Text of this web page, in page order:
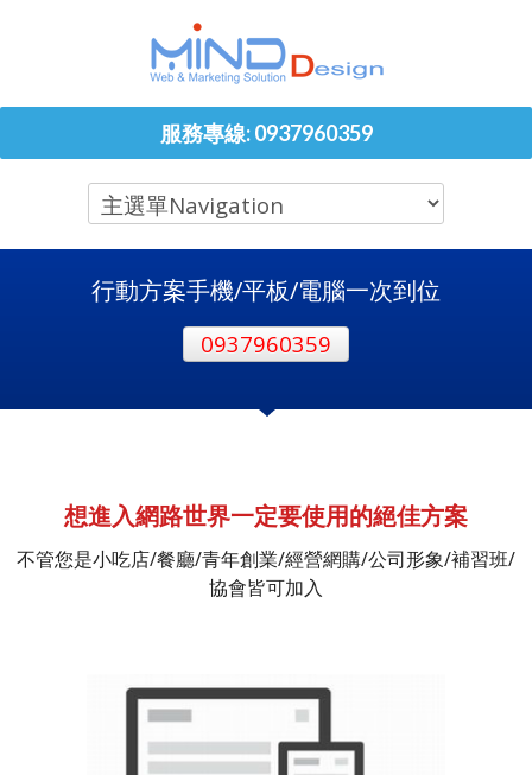
服務專線: 0937960359
行動方案手機/平板/電腦一次到位
0937960359
想進入網路世界一定要使用的絕佳方案
不管您是小吃店/餐廳/青年創業/經營網購/公司形象/補習班/
協會皆可加入